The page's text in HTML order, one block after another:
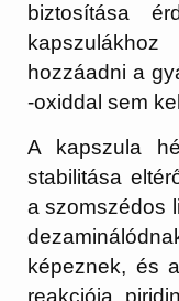
biztosítása
hozzáadni a
-oxiddal sem
A kapszula
stabilitása
a szomszédos
képeznek, és
reakciója